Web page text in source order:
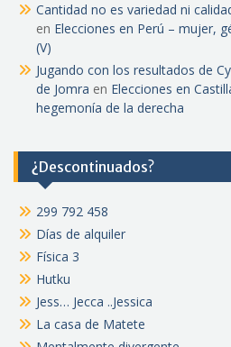
Cantidad no es variedad ni
en Elecciones en Perú – mujer,
(V)
Jugando con los resultados de
de Jomra en Elecciones en
hegemonía de la derecha
¿Descontinuados?
299 792 458
Días de alquiler
Física 3
Hutku
Jess… Jecca ..Jessica
La casa de Matete